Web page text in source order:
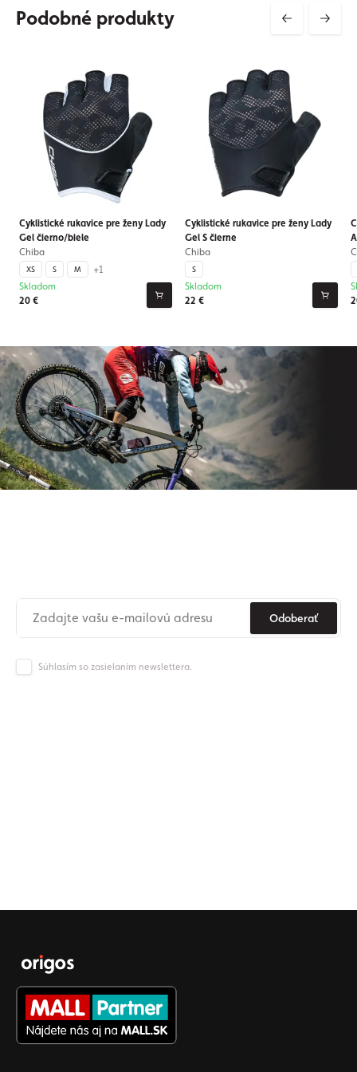
Podobné produkty
Cyklistické rukavice pre ženy Lady
Gel čierno/biele
Chiba
XS S M +1
20 €
Skladom
Cyklistické rukavice pre ženy Lady
Gel S čierne
Chiba
S
22 €
Skladom
Odoberať
Súhlasím so zasielaním newslettera.